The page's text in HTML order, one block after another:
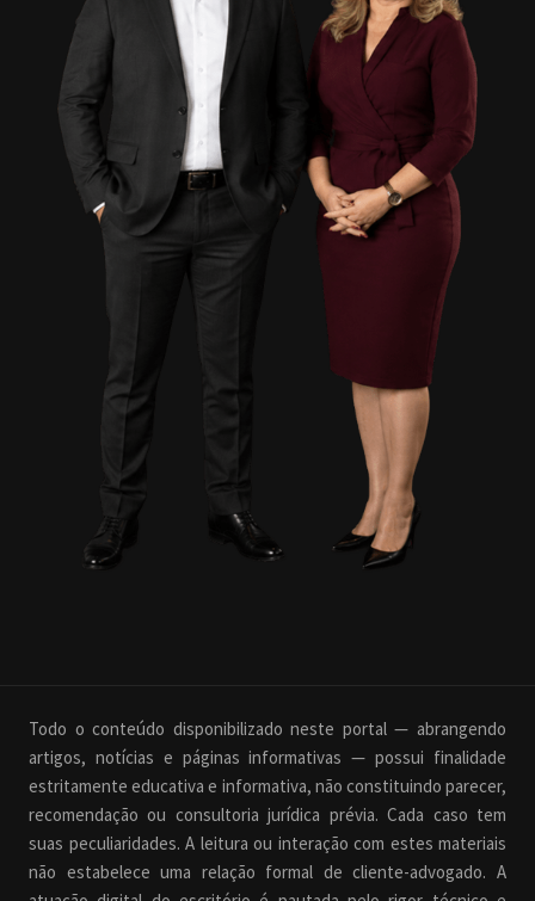
Todo o conteúdo disponibilizado neste portal — abrangendo
artigos, notícias e páginas informativas — possui finalidade
estritamente educativa e informativa, não constituindo parecer,
recomendação ou consultoria jurídica prévia. Cada caso tem
suas peculiaridades. A leitura ou interação com estes materiais
não estabelece uma relação formal de cliente-advogado. A